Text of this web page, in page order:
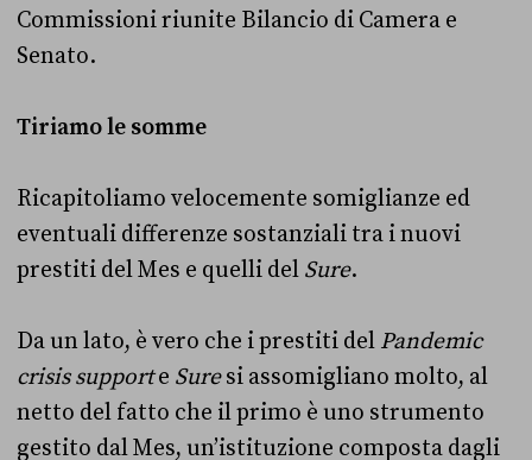
Commissioni riunite Bilancio di Camera e
Senato.
Tiriamo le somme
Ricapitoliamo velocemente somiglianze ed
eventuali differenze sostanziali tra i nuovi
prestiti del Mes e quelli del Sure.
Da un lato, è vero che i prestiti del Pandemic
crisis supporte Suresi assomigliano molto, al
netto del fatto che il primo è uno strumento
gestito dal Mes, un’istituzione composta dagli